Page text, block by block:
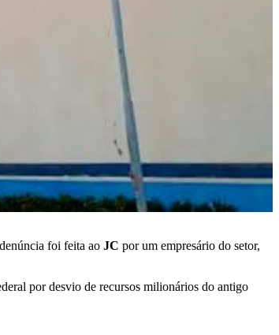
foi feita ao JC por um empresário do setor,
por desvio de recursos milionários do antigo